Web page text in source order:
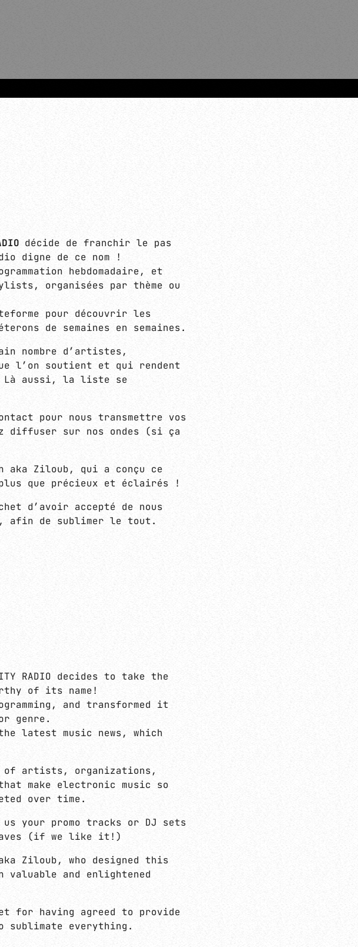
/ DOWNTEMPO
pour un début de journée flegmatique.
À VENIR
EXPERIMENTAL / BREAK
/ CHICAGO & NYC INFLUENCES
décide de franchir le pas
digne de ce nom !
hebdomadaire, et
organisées par thème ou
pour découvrir les
de semaines en semaines.
nombre d’artistes,
l’on soutient et qui rendent
Là aussi, la liste se
pour nous transmettre vos
diffuser sur nos ondes (si ça
aka Ziloub, qui a conçu ce
que précieux et éclairés !
d’avoir accepté de nous
afin de sublimer le tout.
RADIO decides to take the
of its name!
and transformed it
genre.
latest music news, which
of artists, organizations,
make electronic music so
over time.
your promo tracks or DJ sets
(if we like it!)
Ziloub, who designed this
and enlightened
for having agreed to provide
everything.